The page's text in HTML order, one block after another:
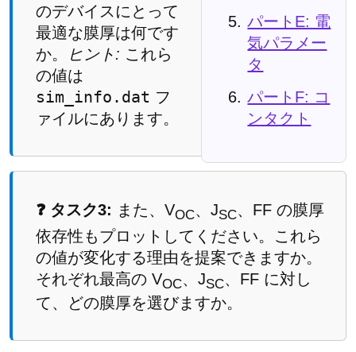
パートE: 電
気パラメー
タ
パートF: コ
ンタクト
のデバイスにとって
最適な膜厚は何です
か。
ヒント: これら
の値は
sim_info.dat フ
ァイルにあります。
❓ タスク3: また、VOC、JSC、FF の膜厚
依存性もプロットしてください。これら
の値が変化する理由を提案できますか。
それぞれ最高の VOC、JSC、FF に対し
て、どの膜厚を選びますか。